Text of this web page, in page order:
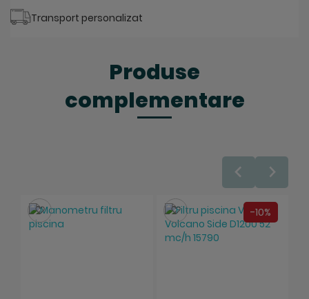
Transport personalizat
Produse
complementare
Salveaza -10%
Salveaza